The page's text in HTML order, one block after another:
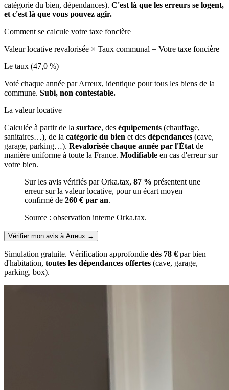
catégorie du bien, dépendances). C'est là que les erreurs se logent,
et c'est là que vous pouvez agir.
Comment se calcule votre taxe foncière
Valeur locative revalorisée × Taux communal = Votre taxe foncière
Le taux (47,0 %)
Voté chaque année par Arreux, identique pour tous les biens de la
commune. Subi, non contestable.
La valeur locative
Calculée à partir de la surface, des équipements (chauffage,
sanitaires…), de la catégorie du bien et des dépendances (cave,
garage, parking…). Revalorisée chaque année par l'État de
manière uniforme à toute la France. Modifiable en cas d'erreur sur
votre bien.
Sur les avis vérifiés par Orka.tax, 87 % présentent une
erreur sur la valeur locative, pour un écart moyen
confirmé de 260 € par an.
Source : observation interne Orka.tax.
Vérifier mon avis à Arreux →
Simulation gratuite. Vérification approfondie dès 78 € par bien
d'habitation, toutes les dépendances offertes (cave, garage,
parking, box).